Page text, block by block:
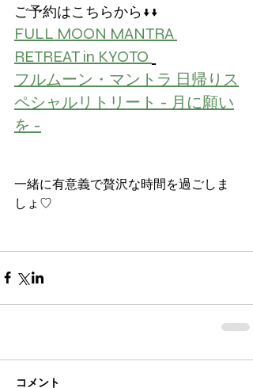
ご予約はこちらから↓↓
FULL MOON MANTRA
RETREAT in KYOTO
フルムーン・マントラ 日帰りス
ペシャルリトリート - 月に願い
を -
一緒に有意義で贅沢な時間を過ごしま
しょ♡
コメント